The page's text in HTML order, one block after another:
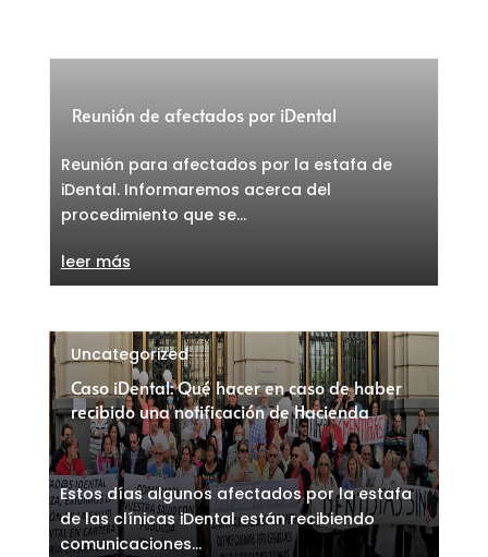
Reunión de afectados por iDental
Reunión para afectados por la estafa de
iDental. Informaremos acerca del
procedimiento que se...
leer más
Caso iDental: Qué hacer en caso de haber
recibido una notificación de Hacienda
Uncategorized
Estos días algunos afectados por la estafa
de las clínicas iDental están recibiendo
comunicaciones...